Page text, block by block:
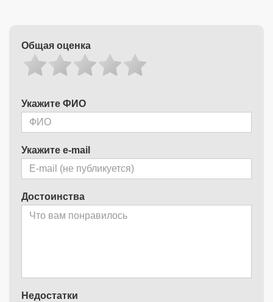
Общая оценка
Укажите ФИО
Укажите e-mail
Достоинства
Недостатки